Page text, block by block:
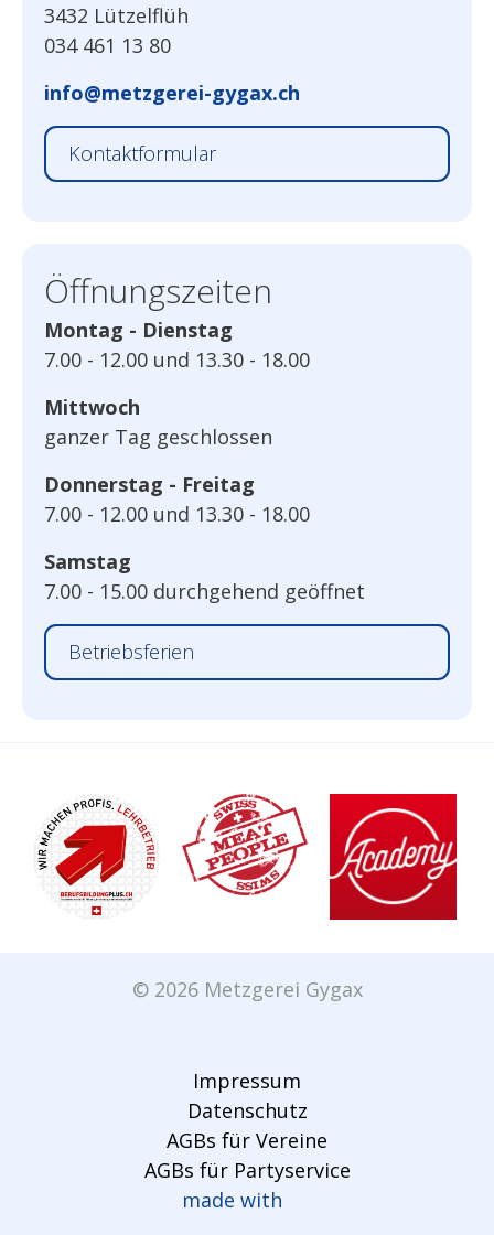
3432 Lützelflüh
034 461 13 80
info@metzgerei-gygax.ch
Kontaktformular
Öffnungszeiten
Montag - Dienstag
7.00 - 12.00 und 13.30 - 18.00
Mittwoch
ganzer Tag geschlossen
Donnerstag - Freitag
7.00 - 12.00 und 13.30 - 18.00
Samstag
7.00 - 15.00 durchgehend geöffnet
Betriebsferien
© 2026 Metzgerei Gygax
Impressum
Datenschutz
AGBs für Vereine
AGBs für Partyservice
made with